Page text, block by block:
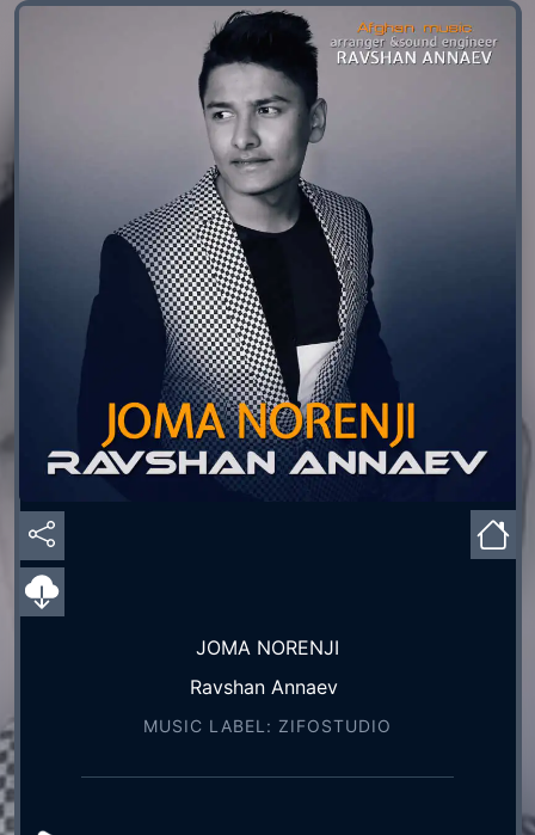
JOMA NORENJI
Ravshan Annaev
MUSIC LABEL: ZIFOSTUDIO